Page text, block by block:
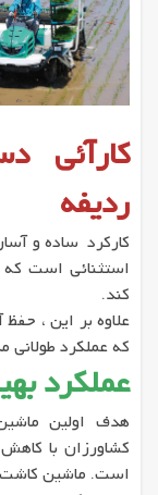
ردیفه
کارکرد ساده و
استثنائی است
کند.
علاوه بر این ،
که عملکرد
عملکرد
هدف اولین
کشاورزان با
است. ماشین کاشت